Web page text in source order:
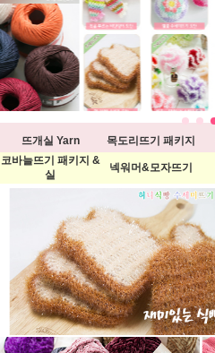
뜨개실 Yarn 목도리뜨기 패키지
코바늘뜨기 패키지 &
실
넥워머&모자뜨기